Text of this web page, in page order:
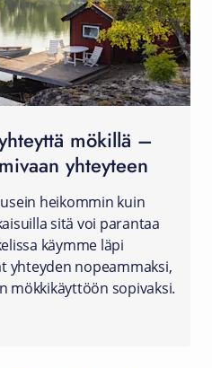
mökillä –
yhteyteen
heikommin kuin
sitä voi parantaa
käymme läpi
yhteyden nopeammaksi,
mökkikäyttöön sopivaksi.